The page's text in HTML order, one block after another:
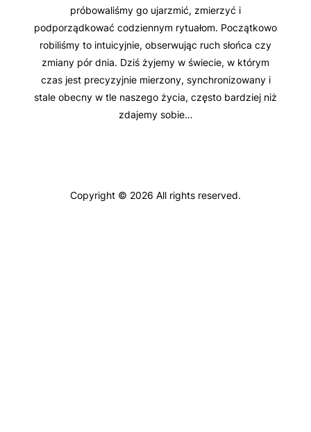
próbowaliśmy go ujarzmić, zmierzyć i
podporządkować codziennym rytuałom. Początkowo
robiliśmy to intuicyjnie, obserwując ruch słońca czy
zmiany pór dnia. Dziś żyjemy w świecie, w którym
czas jest precyzyjnie mierzony, synchronizowany i
stale obecny w tle naszego życia, często bardziej niż
zdajemy sobie…
Copyright © 2026 All rights reserved.